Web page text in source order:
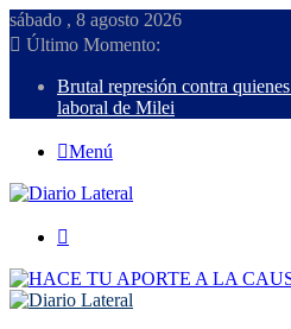
sábado , 8 agosto 2026
Último Momento:
Brutal represión contra
laboral de Milei
Menú